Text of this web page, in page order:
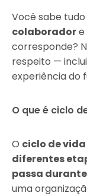
Você sabe
colaboradore
corresponde?
respeito —
experiência do
O que é ciclo
O ciclo de
diferentes
passa
uma